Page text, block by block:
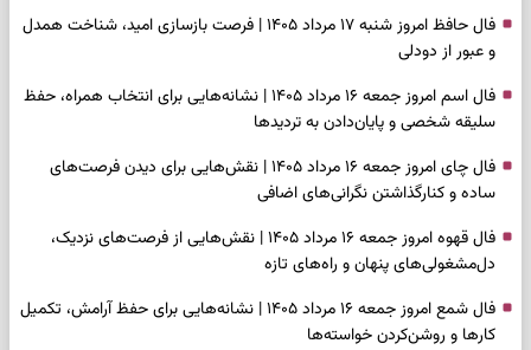
فال حافظ امروز شنبه ۱۷ مرداد ۱۴۰۵ | فرصت بازسازی امید، شناخت همدل
و عبور از دودلی
فال اسم امروز جمعه ۱۶ مرداد ۱۴۰۵ | نشانه‌هایی برای انتخاب همراه، حفظ
سلیقه شخصی و پایان‌دادن به تردیدها
فال چای امروز جمعه ۱۶ مرداد ۱۴۰۵ | نقش‌هایی برای دیدن فرصت‌های
ساده و کنارگذاشتن نگرانی‌های اضافی
فال قهوه امروز جمعه ۱۶ مرداد ۱۴۰۵ | نقش‌هایی از فرصت‌های نزدیک،
دل‌مشغولی‌های پنهان و راه‌های تازه
فال شمع امروز جمعه ۱۶ مرداد ۱۴۰۵ | نشانه‌هایی برای حفظ آرامش، تکمیل
کارها و روشن‌کردن خواسته‌ها